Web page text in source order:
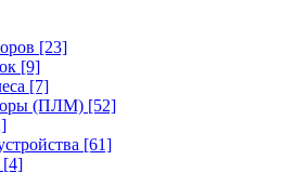
[23]
[9]
[7]
(ПЛМ) [52]
[61]
[4]